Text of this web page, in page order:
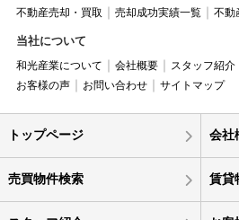
不動産売却・買取 売却成功実績一覧 不動
当社について
和光産業について 会社概要 スタッフ紹介
お客様の声
お問い合わせ サイトマップ
トップページ 会社
売買物件検索 賃貸